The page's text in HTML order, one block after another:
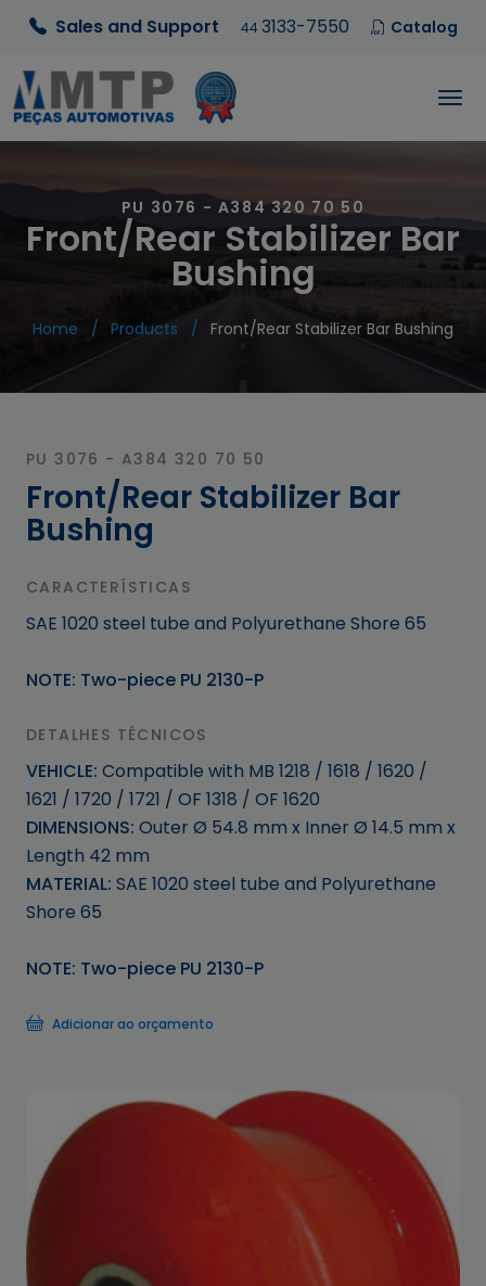
Sales and Support 44 3133-7550 Catalog
PU 3076 - A384 320 70 50
Front/Rear Stabilizer Bar
Bushing
Home Products Front/Rear Stabilizer Bar Bushing
PU 3076 - A384 320 70 50
Front/Rear Stabilizer Bar
Bushing
CARACTERÍSTICAS
SAE 1020 steel tube and Polyurethane Shore 65
NOTE: Two-piece PU 2130-P
DETALHES TÉCNICOS
VEHICLE: Compatible with MB 1218 / 1618 / 1620 /
1621 / 1720 / 1721 / OF 1318 / OF 1620
DIMENSIONS: Outer Ø 54.8 mm x Inner Ø 14.5 mm x
Length 42 mm
MATERIAL: SAE 1020 steel tube and Polyurethane
Shore 65
NOTE: Two-piece PU 2130-P
Adicionar ao orçamento